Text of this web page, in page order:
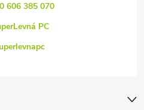
606 385 070
PC